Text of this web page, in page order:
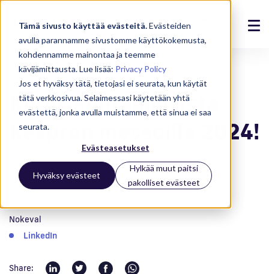
Tämä sivusto käyttää evästeitä.Evästeiden
avulla parannamme sivustomme käyttökokemusta,
kohdennamme mainontaa ja teemme
kävijämittausta. Lue lisää: Privacy Policy
Jos et hyväksy tätä, tietojasi ei seurata, kun käytät
tätä verkkosivua. Selaimessasi käytetään yhtä
evästettä, jonka avulla muistamme, että sinua ei saa
seurata.
Evästeasetukset
Hyväksy evästeet
Hylkää muut paitsi
pakolliset evästeet
Ratkaisut
Tuotteet
Referenssit
Ajankohtaista
Meistä
Kirjaudu
Ammattikeittiöt 01.10.2024
Kiitos kohtaamisista
Kespron messuilla 2024!
Nokeval
LinkedIn
Share: